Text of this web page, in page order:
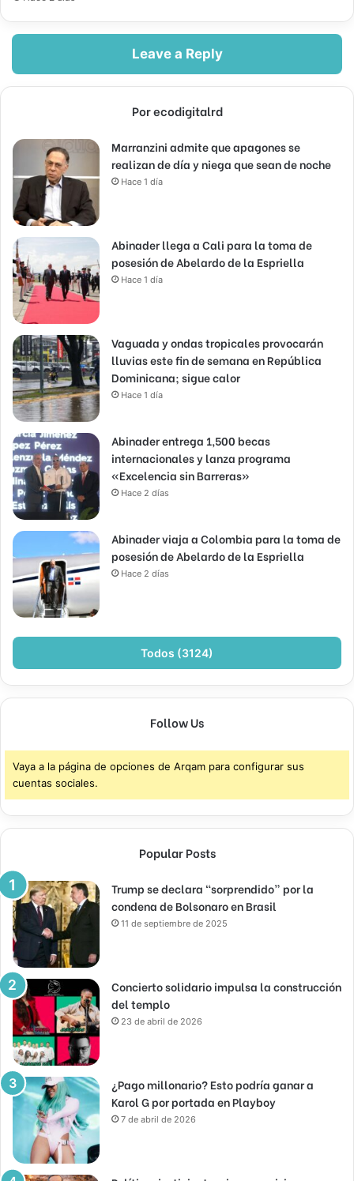
Leave a Reply
Por ecodigitalrd
Marranzini admite que apagones se
realizan de día y niega que sean de noche
Hace 1 día
Abinader llega a Cali para la toma de
posesión de Abelardo de la Espriella
Hace 1 día
Vaguada y ondas tropicales provocarán
lluvias este fin de semana en República
Dominicana; sigue calor
Hace 1 día
Abinader entrega 1,500 becas
internacionales y lanza programa
«Excelencia sin Barreras»
Hace 2 días
Abinader viaja a Colombia para la toma de
posesión de Abelardo de la Espriella
Hace 2 días
Todos (3124)
Follow Us
Vaya a la página de opciones de Arqam para configurar sus
cuentas sociales.
Popular Posts
Trump se declara “sorprendido” por la
condena de Bolsonaro en Brasil
11 de septiembre de 2025
Concierto solidario impulsa la construcción
del templo
23 de abril de 2026
¿Pago millonario? Esto podría ganar a
Karol G por portada en Playboy
7 de abril de 2026